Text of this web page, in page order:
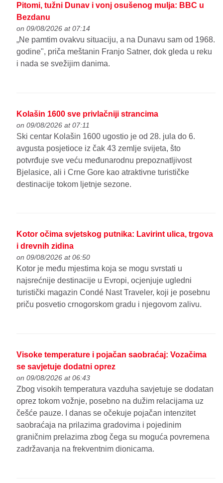
Pitomi, tužni Dunav i vonj osušenog mulja: BBC u
Bezdanu
on 09/08/2026 at 07:14
„Ne pamtim ovakvu situaciju, a na Dunavu sam od 1968.
godine", priča meštanin Franjo Satner, dok gleda u reku
i nada se svežijim danima.
Kolašin 1600 sve privlačniji strancima
on 09/08/2026 at 07:11
Ski centar Kolašin 1600 ugostio je od 28. jula do 6.
avgusta posjetioce iz čak 43 zemlje svijeta, što
potvrđuje sve veću međunarodnu prepoznatljivost
Bjelasice, ali i Crne Gore kao atraktivne turističke
destinacije tokom ljetnje sezone.
Kotor očima svjetskog putnika: Lavirint ulica, trgova
i drevnih zidina
on 09/08/2026 at 06:50
Kotor je među mjestima koja se mogu svrstati u
najsrećnije destinacije u Evropi, ocjenjuje ugledni
turistički magazin Condé Nast Traveler, koji je posebnu
priču posvetio crnogorskom gradu i njegovom zalivu.
Visoke temperature i pojačan saobraćaj: Vozačima
se savjetuje dodatni oprez
on 09/08/2026 at 06:43
Zbog visokih temperatura vazduha savjetuje se dodatan
oprez tokom vožnje, posebno na dužim relacijama uz
češće pauze. I danas se očekuje pojačan intenzitet
saobraćaja na prilazima gradovima i pojedinim
graničnim prelazima zbog čega su moguća povremena
zadržavanja na frekventnim dionicama.